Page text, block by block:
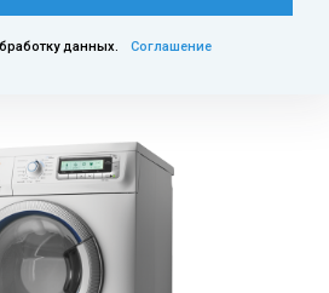
данных. Соглашение